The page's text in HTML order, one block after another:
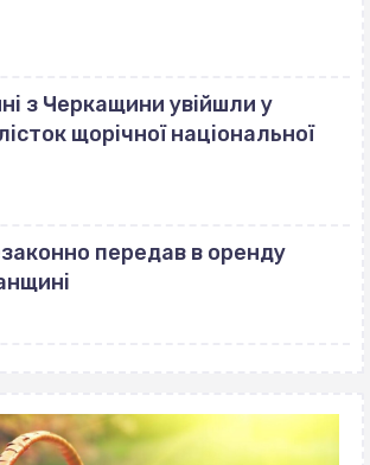
з Черкащини увійшли у
щорічної національної
передав в оренду